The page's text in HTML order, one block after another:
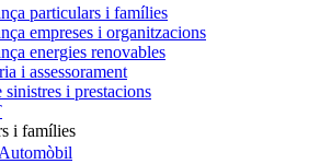
particulars i famílies
empreses i organitzacions
energies renovables
i assessorament
sinistres i prestacions
i famílies
Automòbil